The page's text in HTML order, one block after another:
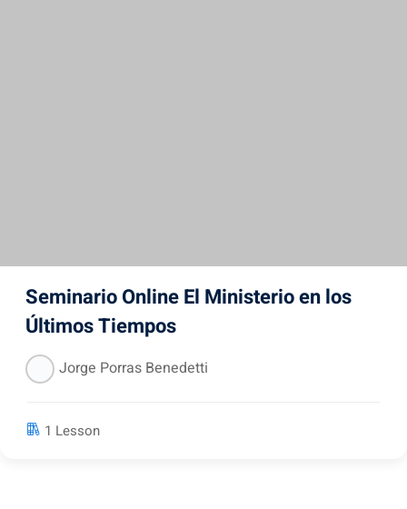
Seminario Online El Ministerio en los
Últimos Tiempos
Jorge Porras Benedetti
1 Lesson